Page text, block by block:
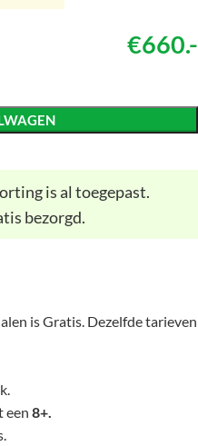
€660.-
is al toegepast.
bezorgd.
is Gratis. Dezelfde tarieven
een 8+.